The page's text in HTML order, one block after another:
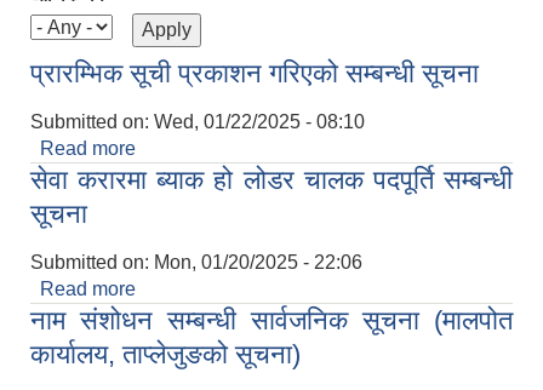
प्रारम्भिक सूची प्रकाशन गरिएको सम्बन्धी सूचना
Submitted on: Wed, 01/22/2025 - 08:10
Read more
सेवा करारमा ब्याक हो लोडर चालक पदपूर्ति सम्बन्धी
सूचना
Submitted on: Mon, 01/20/2025 - 22:06
Read more
सूचना
नाम संशोधन सम्बन्धी सार्वजनिक सूचना (मालपोत
कार्यालय, ताप्लेजुङको सूचना)